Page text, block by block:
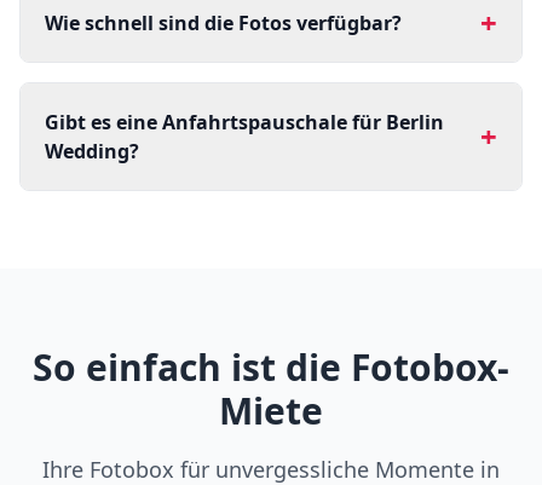
Wie schnell sind die Fotos verfügbar? +
Gibt es eine Anfahrtspauschale für Berlin
Wedding?
+
So einfach ist die Fotobox-
Miete
Ihre Fotobox für unvergessliche Momente in